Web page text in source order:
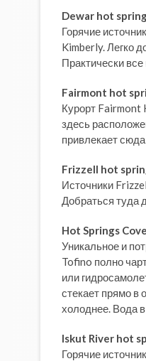
Dewar hot
Горячие
Kimberly. Легко
Практически
Fairmont hot
Курорт Fairmont
здесь
привлекает
Frizzell hot
Источники
Добраться туда
Hot Springs Cove
Уникальное и
Tofino полно
или
стекает прямо в
холоднее. Вода
Iskut River hot
Горячие